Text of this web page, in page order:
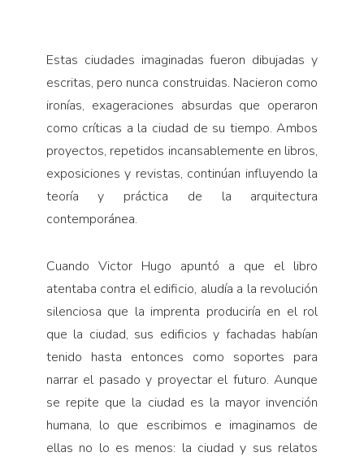
Estas ciudades imaginadas fueron dibujadas y
escritas, pero nunca construidas. Nacieron como
ironías, exageraciones absurdas que operaron
como críticas a la ciudad de su tiempo. Ambos
proyectos, repetidos incansablemente en libros,
exposiciones y revistas, continúan influyendo la
teoría y práctica de la arquitectura
contemporánea.
Cuando Victor Hugo apuntó a que el libro
atentaba contra el edificio, aludía a la revolución
silenciosa que la imprenta produciría en el rol
que la ciudad, sus edificios y fachadas habían
tenido hasta entonces como soportes para
narrar el pasado y proyectar el futuro. Aunque
se repite que la ciudad es la mayor invención
humana, lo que escribimos e imaginamos de
ellas no lo es menos: la ciudad y sus relatos